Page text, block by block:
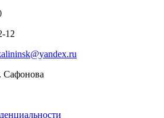
12
Сафонова